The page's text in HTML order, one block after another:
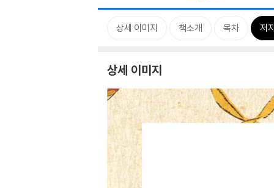
상세 이미지 책소개 목차 저
상세 이미지